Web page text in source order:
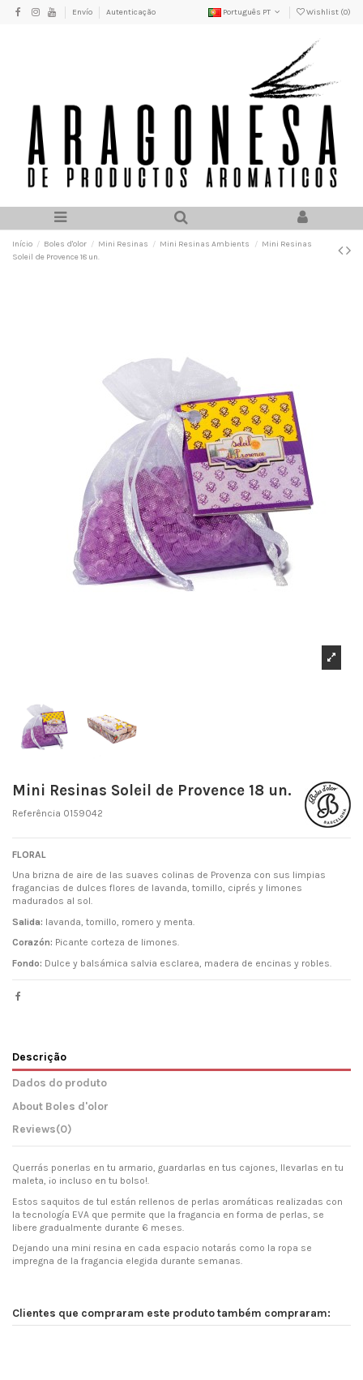
Envío Autenticação Português PT Wishlist (0)
Início Boles d'olor Mini Resinas Mini Resinas Ambients
Mini Resinas
Soleil de Provence 18 un.
Mini Resinas Soleil de Provence 18 un.
Referência 0159042
FLORAL
Una brizna de aire de las suaves colinas de Provenza con sus limpias
fragancias de dulces flores de lavanda, tomillo, ciprés y limones
madurados al sol.
Salida: lavanda, tomillo, romero y menta.
Corazón: Picante corteza de limones.
Fondo: Dulce y balsámica salvia esclarea, madera de encinas y robles.
Descrição
Dados do produto
About Boles d'olor
Reviews(0)
Querrás ponerlas en tu armario, guardarlas en tus cajones, llevarlas en tu
maleta, ¡o incluso en tu bolso!.
Estos saquitos de tul están rellenos de perlas aromáticas realizadas con
la tecnología EVA que permite que la fragancia en forma de perlas, se
libere gradualmente durante 6 meses.
Dejando una mini resina en cada espacio notarás como la ropa se
impregna de la fragancia elegida durante semanas.
Clientes que compraram este produto também compraram: